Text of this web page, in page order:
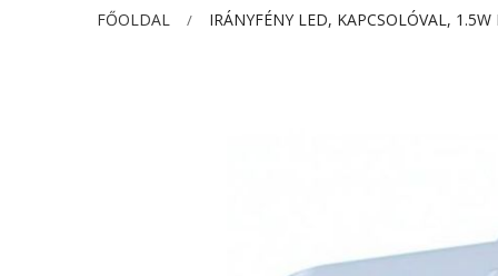
FŐOLDAL IRÁNYFÉNY LED, KAPCSOLÓVAL, 1.5W